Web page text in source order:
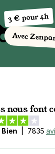
3 € pour 4h
Avec
nous font
Bien 7835